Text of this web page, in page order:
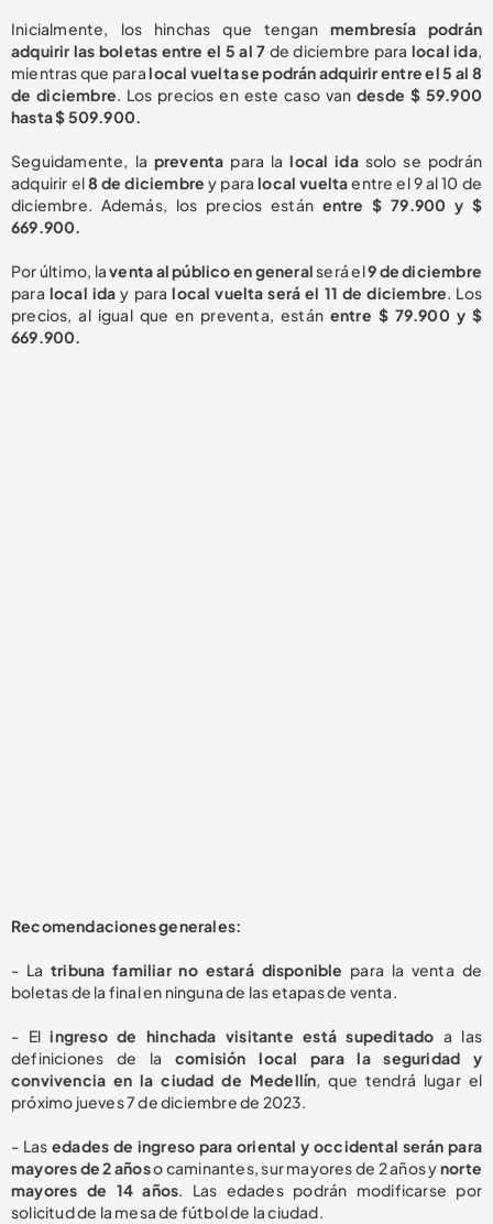
Inicialmente, los hinchas que tenganmembresía podrán
adquirir las boletas entre el 5 al 7 de diciembre para local ida,
mientras que paralocal vuelta se podrán adquirir entre el 5 al 8
de diciembre. Los precios en este caso vandesde $ 59.900
hasta $ 509.900.
Seguidamente, la preventa para lalocal idasolo se podrán
adquirir el8 de diciembre y paralocal vueltaentre el 9 al 10 de
diciembre. Además, los precios están entre $ 79.900 y $
669.900.
Por último, laventa al público en generalserá el9 de diciembre
para local ida y paralocal vuelta será el 11 de diciembre. Los
precios, al igual que en preventa, están entre $ 79.900 y $
669.900.
Recomendaciones generales:
- La tribuna familiar no estará disponible para la venta de
boletas de la final en ninguna de las etapas de venta.
- Elingreso de hinchada visitante está supeditado a las
definiciones de la comisión local para la seguridad y
convivencia en la ciudad de Medellín, que tendrá lugar el
próximo jueves 7 de diciembre de 2023.
- Las edades de ingreso para oriental y occidental serán para
mayores de 2 añoso caminantes, sur mayores de 2 años ynorte
mayores de 14 años. Las edades podrán modificarse por
solicitud de la mesa de fútbol de la ciudad.